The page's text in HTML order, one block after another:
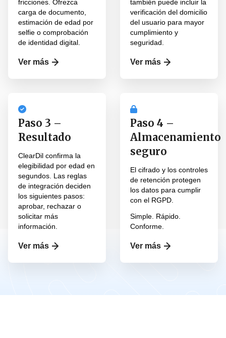
fricciones. Ofrezca
carga de documento,
estimación de edad por
selfie o comprobación
de identidad digital.
Ver más
también puede incluir la
verificación del domicilio
del usuario para mayor
cumplimiento y
seguridad.
Ver más
Paso 3 –
Resultado
ClearDil confirma la
elegibilidad por edad en
segundos. Las reglas
de integración deciden
los siguientes pasos:
aprobar, rechazar o
solicitar más
información.
Ver más
Paso 4 –
Almacenamiento
seguro
El cifrado y los controles
de retención protegen
los datos para cumplir
con el RGPD.
Simple. Rápido.
Conforme.
Ver más